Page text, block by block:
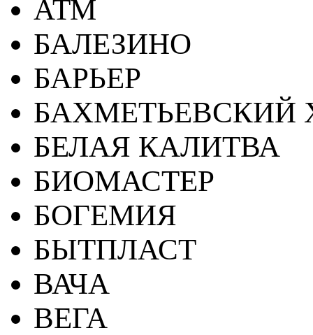
АТМ
БАЛЕЗИНО
БАРЬЕР
БАХМЕТЬЕВСКИЙ
БЕЛАЯ КАЛИТВА
БИОМАСТЕР
БОГЕМИЯ
БЫТПЛАСТ
ВАЧА
ВЕГА